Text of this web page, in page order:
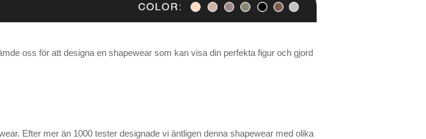
oss för att designa en shapewear som kan visa din perfekta figur och gjord
Efter mer än 1000 tester designade vi äntligen denna shapewear med olika